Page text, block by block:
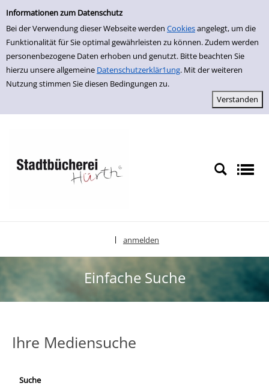
Einfache Suche
Informationen zum Datenschutz
Bei der Verwendung dieser Webseite werden Cookiesangelegt, um die
Funktionalität für Sie optimal gewährleisten zu können. Zudem werden
personenbezogene Daten erhoben und genutzt. Bitte beachten Sie
hierzu unsere allgemeine Datenschutzerklär1ung. Mit der weiteren
Nutzung stimmen Sie diesen Bedingungen zu.
zur Navigation springen
zum Inhalt springen
Zu den Suchfiltern springen
Zur Trefferliste springen
anmelden
Einfache Suche
Ihre Mediensuche
Suche